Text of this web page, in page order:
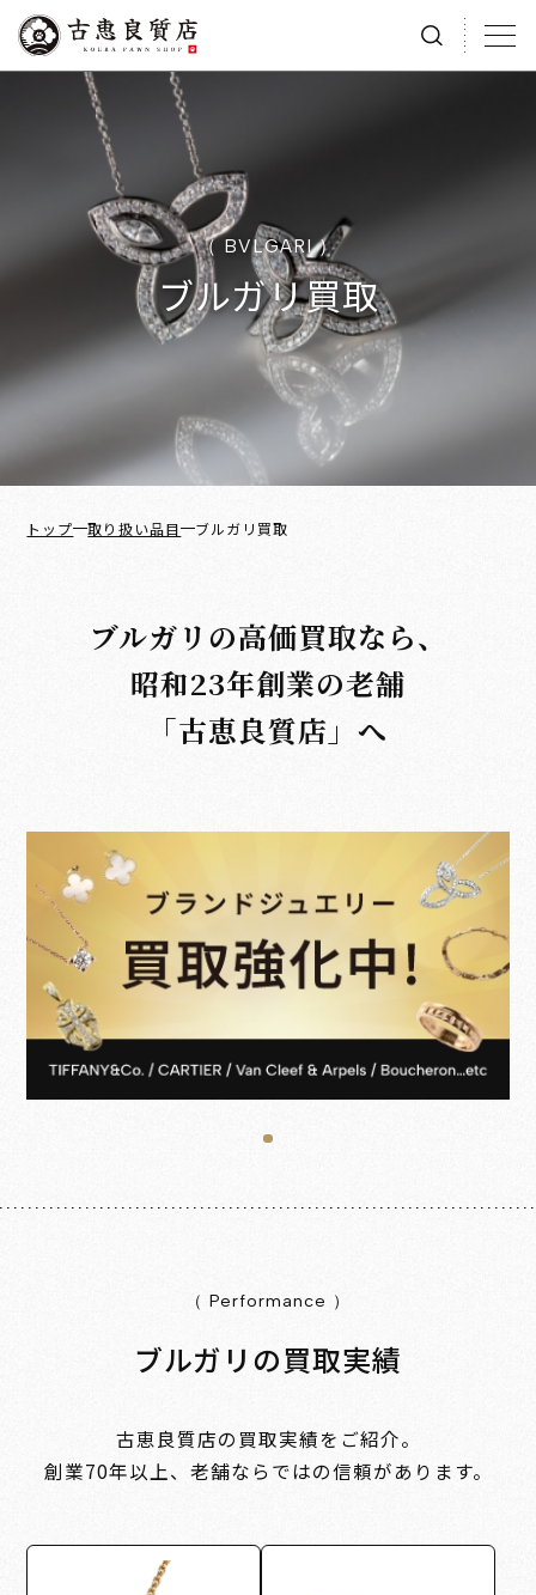
（ BVLGARI ）
ブルガリ買取
トップ 取り扱い品目 ブルガリ買取
ブルガリの高価買取なら、
昭和23年創業の老舗
「古恵良質店」へ
（ Performance ）
ブルガリの買取実績
古恵良質店の買取実績をご紹介。
創業70年以上、老舗ならではの信頼があります。